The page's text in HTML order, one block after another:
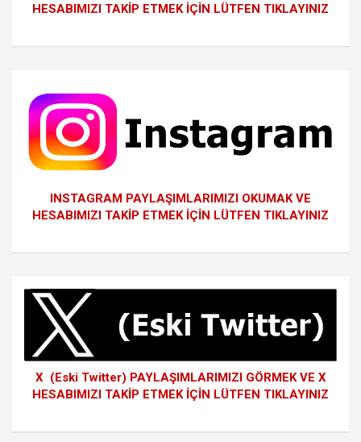
HESABIMIZI TAKİP ETMEK İÇİN LÜTFEN TIKLAYINIZ
INSTAGRAM PAYLAŞIMLARIMIZI OKUMAK VE
HESABIMIZI TAKİP ETMEK İÇİN LÜTFEN TIKLAYINIZ
X (Eski Twitter) PAYLAŞIMLARIMIZI GÖRMEK VE X
HESABIMIZI TAKİP ETMEK İÇİN LÜTFEN TIKLAYINIZ